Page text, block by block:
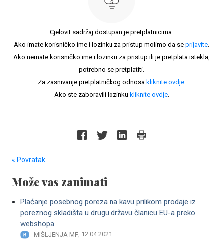
Cjelovit sadržaj dostupan je pretplatnicima.
Ako imate korisničko ime i lozinku za pristup molimo da se prijavite.
Ako nemate korisničko ime i lozinku za pristup ili je pretplata istekla,
potrebno se pretplatiti.
Za zasnivanje pretplatničkog odnosa kliknite ovdje.
Ako ste zaboravili lozinku kliknite ovdje.
« Povratak
Može vas zanimati
Plaćanje posebnog poreza na kavu prilikom prodaje iz
poreznog skladišta u drugu državu članicu EU-a preko
webshopa
MIŠLJENJA MF, 12.04.2021.